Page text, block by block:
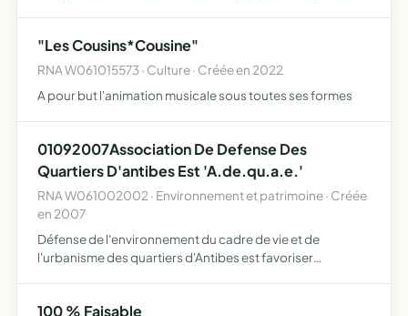
formatio…
"Les Cousins*Cousine"
RNA W061015573 · Culture · Créée en 2022
A pour but l'animation musicale sous toutes ses formes
01092007Association De Defense Des
Quartiers D'antibes Est 'A.de.qu.a.e.'
RNA W061002002 · Environnement et patrimoine · Créée
en 2007
Défense de l'environnement du cadre de vie et de
l'urbanisme des quartiers d'Antibes est favoriser
de remettre en …
100 % Faisable